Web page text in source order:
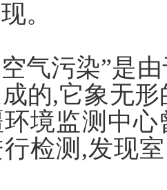
。
气污染”是由
的,它象无
境监测中
检测,发现